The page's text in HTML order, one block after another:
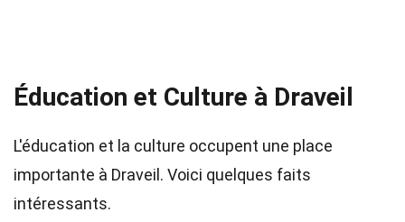
Éducation et Culture à Draveil
L'éducation et la culture occupent une place
importante à Draveil. Voici quelques faits
intéressants.